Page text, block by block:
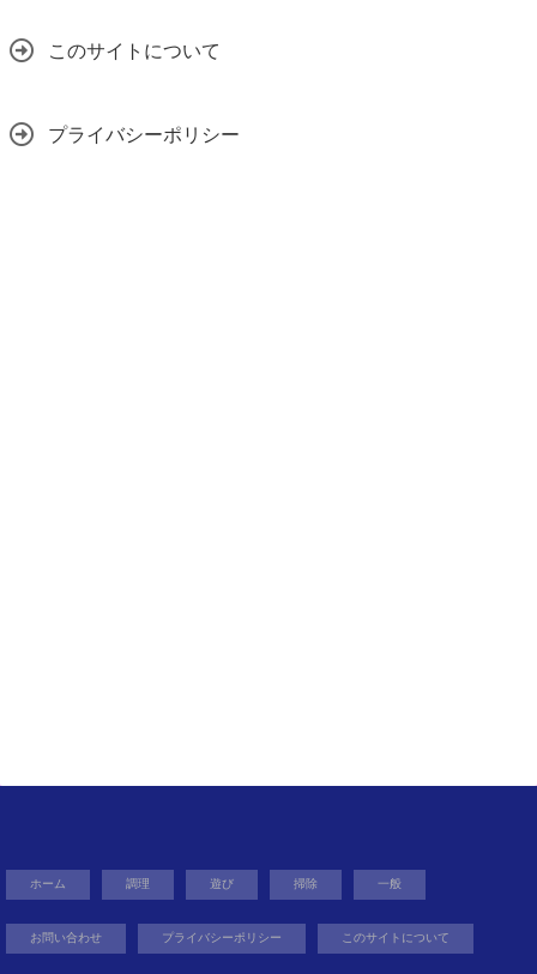
このサイトについて
プライバシーポリシー
ホーム 調理 遊び 掃除 一般
お問い合わせ プライバシーポリシー このサイトについて